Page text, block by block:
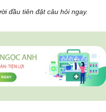
đầu tiên đặt câu hỏi ngay.